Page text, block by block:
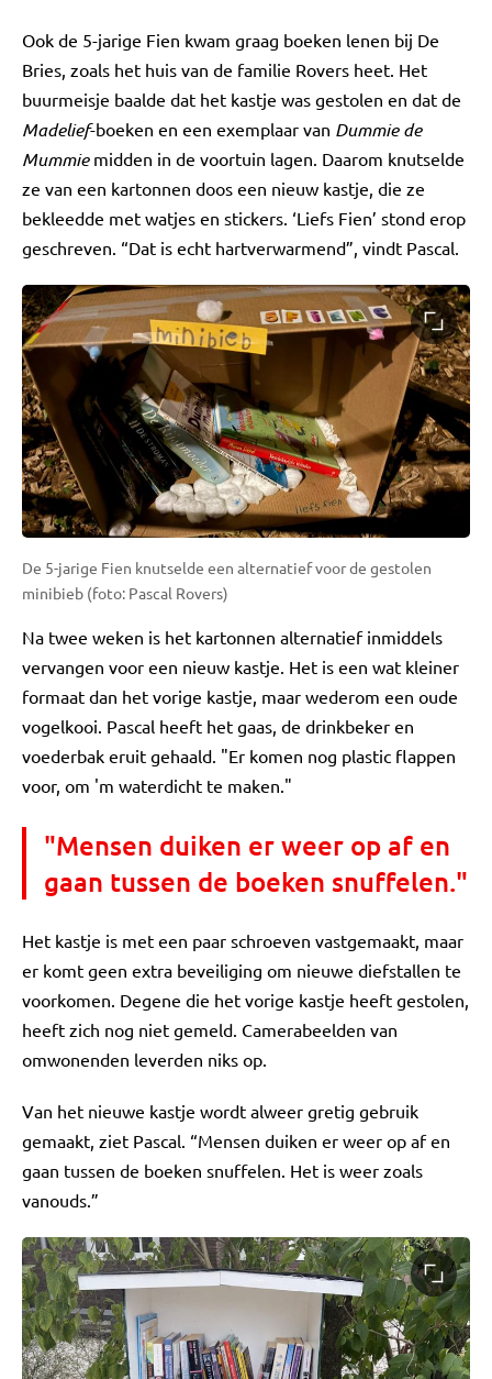
Ook de 5-jarige Fien kwam graag boeken lenen bij De
Bries, zoals het huis van de familie Rovers heet. Het
buurmeisje baalde dat het kastje was gestolen en dat de
Madelief-boeken en een exemplaar van Dummie de
Mummiemidden in de voortuin lagen. Daarom knutselde
ze van een kartonnen doos een nieuw kastje, die ze
bekleedde met watjes en stickers. ‘Liefs Fien’ stond erop
geschreven. “Dat is echt hartverwarmend”, vindt Pascal.
De 5-jarige Fien knutselde een alternatief voor de gestolen
minibieb (foto: Pascal Rovers)
Na twee weken is het kartonnen alternatief inmiddels
vervangen voor een nieuw kastje. Het is een wat kleiner
formaat dan het vorige kastje, maar wederom een oude
vogelkooi. Pascal heeft het gaas, de drinkbeker en
voederbak eruit gehaald. "Er komen nog plastic flappen
voor, om 'm waterdicht te maken."
"Mensen duiken er weer op af en
gaan tussen de boeken snuffelen."
Het kastje is met een paar schroeven vastgemaakt, maar
er komt geen extra beveiliging om nieuwe diefstallen te
voorkomen. Degene die het vorige kastje heeft gestolen,
heeft zich nog niet gemeld. Camerabeelden van
omwonenden leverden niks op.
Van het nieuwe kastje wordt alweer gretig gebruik
gemaakt, ziet Pascal. “Mensen duiken er weer op af en
gaan tussen de boeken snuffelen. Het is weer zoals
vanouds.”